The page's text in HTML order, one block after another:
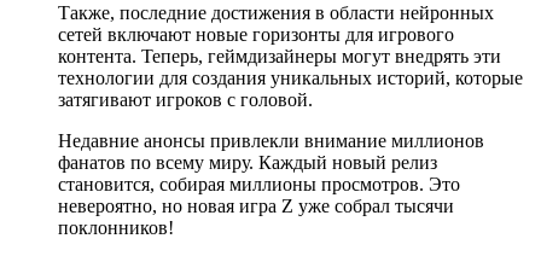
Также, последние достижения в области нейронных
сетей включают новые горизонты для игрового
контента. Теперь, геймдизайнеры могут внедрять эти
технологии для создания уникальных историй, которые
затягивают игроков с головой.
Недавние анонсы привлекли внимание миллионов
фанатов по всему миру. Каждый новый релиз
становится, собирая миллионы просмотров. Это
невероятно, но новая игра Z уже собрал тысячи
поклонников!